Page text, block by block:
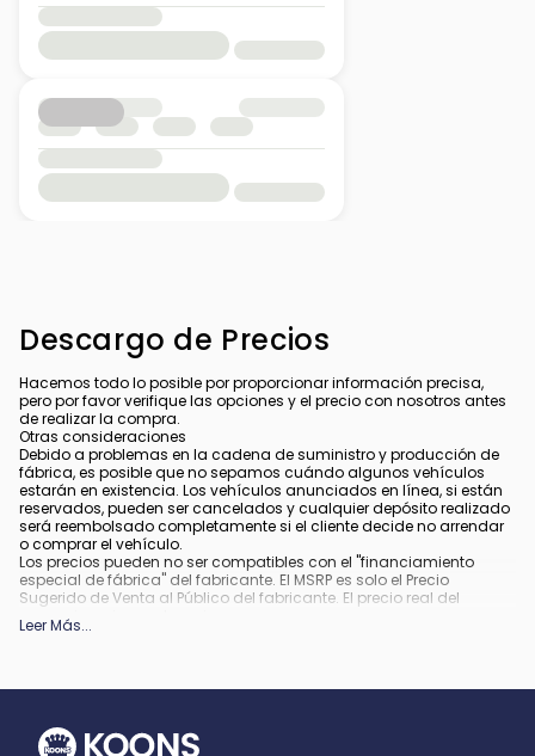
Descargo de Precios
Hacemos todo lo posible por proporcionar información precisa,
pero por favor verifique las opciones y el precio con nosotros antes
de realizar la compra.
Otras consideraciones
Debido a problemas en la cadena de suministro y producción de
fábrica, es posible que no sepamos cuándo algunos vehículos
estarán en existencia. Los vehículos anunciados en línea, si están
reservados, pueden ser cancelados y cualquier depósito realizado
será reembolsado completamente si el cliente decide no arrendar
o comprar el vehículo.
Los precios pueden no ser compatibles con el "financiamiento
especial de fábrica" del fabricante. El MSRP es solo el Precio
Sugerido de Venta al Público del fabricante. El precio real del
concesionario puede variar.
Debido a la disponibilidad, algunas imágenes y opciones
especificaciones.
Todo financiamiento está sujeto a crédito aprobado.
Leer Más...